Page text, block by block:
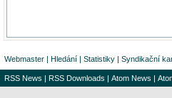
Webmaster | Hledání | Statistiky | Syndikační
RSS News | RSS Downloads | Atom News |